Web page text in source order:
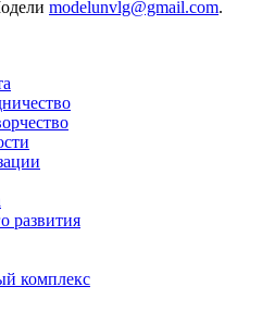
modelunvlg@gmail.com.
развития
комплекс